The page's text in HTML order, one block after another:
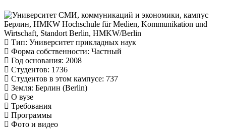
Тип: Университет прикладных наук
Форма собственности: Частный
Год основания: 2008
Студентов: 1736
Студентов в этом кампусе: 737
Земля: Берлин (Berlin)
О вузе
Требования
Программы
Фото и видео